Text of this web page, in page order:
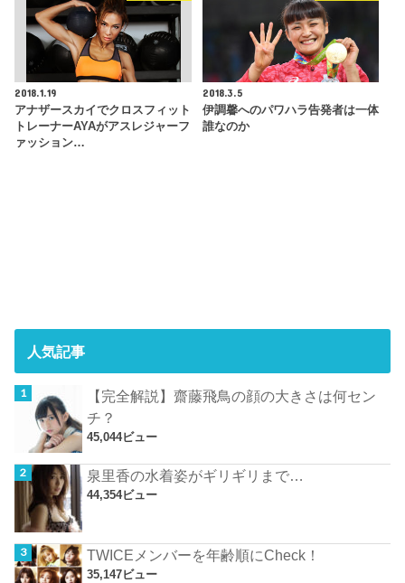
2018.1.19
アナザースカイでクロスフィット
トレーナーAYAがアスレジャーフ
ァッション…
2018.3.5
伊調馨へのパワハラ告発者は一体
誰なのか
人気記事
【完全解説】齋藤飛鳥の顔の大きさは何セン
チ？
45,044ビュー
泉里香の水着姿がギリギリまで…
44,354ビュー
TWICEメンバーを年齢順にCheck！
35,147ビュー